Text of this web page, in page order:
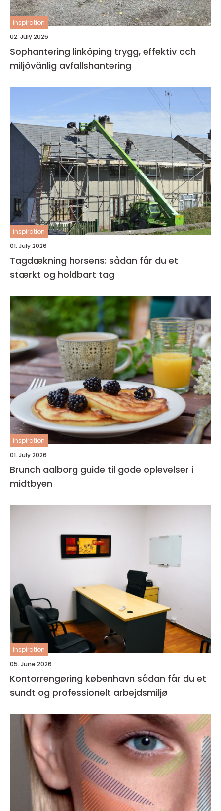
inspiration
02. July 2026
Sophantering linköping trygg, effektiv och
miljövänlig avfallshantering
inspiration
01. July 2026
Tagdækning horsens: sådan får du et
stærkt og holdbart tag
inspiration
01. July 2026
Brunch aalborg guide til gode oplevelser i
midtbyen
inspiration
05. June 2026
Kontorrengøring københavn sådan får du et
sundt og professionelt arbejdsmiljø